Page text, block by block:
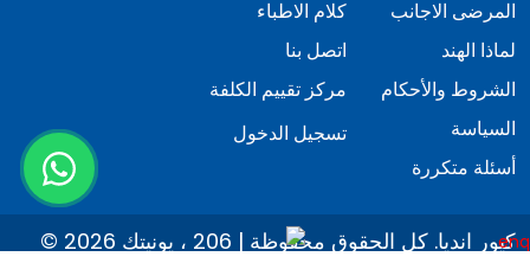
المرضى الاجانب
لماذا الهند
الشروط والأحكام
السياسة
أسئلة متكررة
كلام الاطباء
اتصل بنا
مركز تقييم الكلفة
تسجيل الدخول
© 2026 كيور انديا. كل الحقوق محفوظة | 206 ، يونيتك